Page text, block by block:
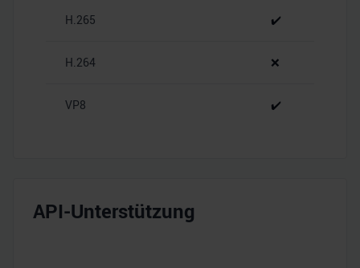
Partner führen diese Informationen möglicherweise mit
H.265 ✔️
H.264 ❌
VP8 ✔️
API-Unterstützung